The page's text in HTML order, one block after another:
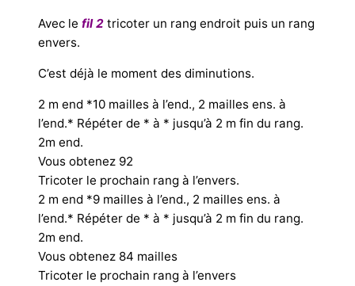
Avec le fil 2 tricoter un rang endroit puis un rang
envers.
C’est déjà le moment des diminutions.
2 m end *10 mailles à l’end., 2 mailles ens. à
l’end.* Répéter de * à * jusqu’à 2 m fin du rang.
2m end.
Vous obtenez 92
Tricoter le prochain rang à l’envers.
2 m end *9 mailles à l’end., 2 mailles ens. à
l’end.* Répéter de * à * jusqu’à 2 m fin du rang.
2m end.
Vous obtenez 84 mailles
Tricoter le prochain rang à l’envers